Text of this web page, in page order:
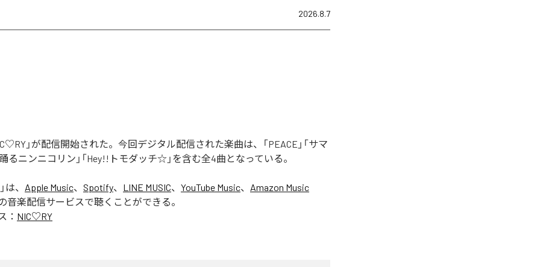
2026.8.7
」が配信開始された。今回デジタル配信された楽曲は、「PEACE」「サマ
踊るニンニコリン」「Hey!!トモダッチ☆」を含む全4曲となっている。
」は、 Apple Music、 Spotify、 LINE MUSIC、 YouTube Music、 Amazon Music
音楽配信サービスで聴くことができる。
： NIC♡RY